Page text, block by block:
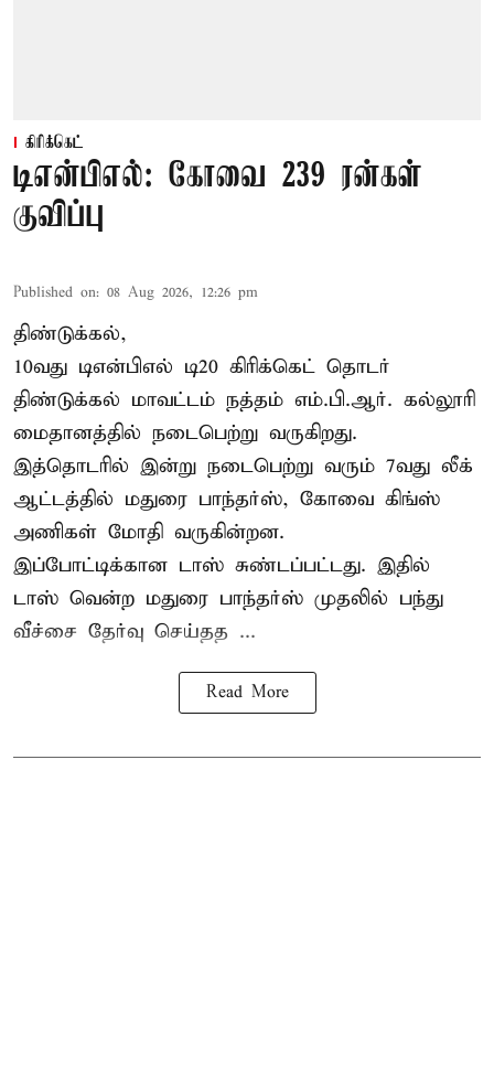
கிரிக்கெட்
டிஎன்பிஎல்: கோவை 239 ரன்கள்
குவிப்பு
Published on: 08 Aug 2026, 12:26 pm
திண்டுக்கல்,
10வது டிஎன்பிஎல் டி20 கிரிக்கெட் தொடர்
திண்டுக்கல் மாவட்டம் நத்தம் எம்.பி.ஆர். கல்லூரி
மைதானத்தில் நடைபெற்று வருகிறது.
இத்தொடரில் இன்று நடைபெற்று வரும் 7வது லீக்
ஆட்டத்தில் மதுரை பாந்தர்ஸ், கோவை கிங்ஸ்
அணிகள் மோதி வருகின்றன.
இப்போட்டிக்கான டாஸ் சுண்டப்பட்டது. இதில்
டாஸ் வென்ற மதுரை பாந்தர்ஸ் முதலில் பந்து
வீச்சை தேர்வு செய்தத ...
Read More